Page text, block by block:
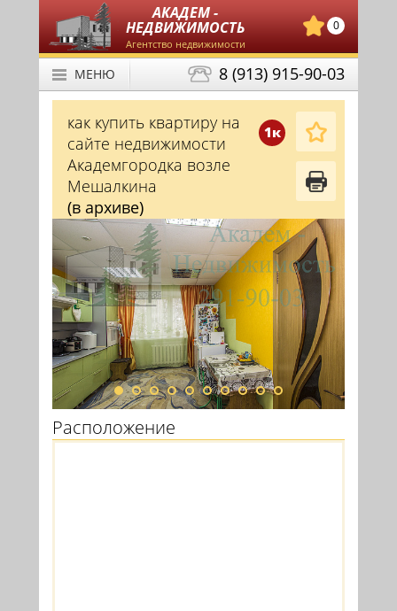
АКАДЕМ -
НЕДВИЖИМОСТЬ
Агентство недвижимости
0
8 (913) 915-90-03
МЕНЮ
1к
как купить квартиру на
сайте недвижимости
Академгородка возле
Мешалкина
(в архиве)
Расположение